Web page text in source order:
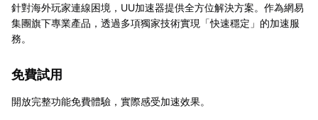
針對海外玩家連線困境，UU加速器提供全方位解決方案。作為網易
集團旗下專業產品，透過多項獨家技術實現「快速穩定」的加速服
務。
免費試用
開放完整功能免費體驗，實際感受加速效果。